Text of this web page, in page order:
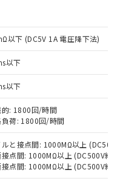
以下 (DC5V 1A 電圧降下法)
以下
以下
的: 1800回/時間
負荷: 1800回/時間
ルと接点間: 1000MΩ以上
接点間: 1000MΩ以上 (DC500V絶
点間: 1000MΩ以上 (DC500V絶
、同意のうえ
よび標準価格
ただくもので
商品の中には、
なる商品もある
。
える予定のある
（10物質）の
対応品を出す予
令（10物質）の
たは確認中の
ど無形物で、有
品です。
含有部品として
した場合などや
率が中国RoHSの
します。
率が中国RoHSの
示します。
品のうち、外国